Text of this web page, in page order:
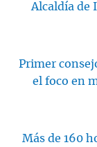
Alcaldía de
Primer
el foco en
Más de 160